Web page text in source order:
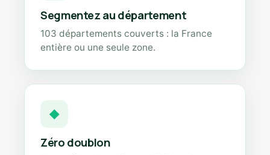
Segmentez au département
103 départements couverts : la France
entière ou une seule zone.
◆
Zéro doublon